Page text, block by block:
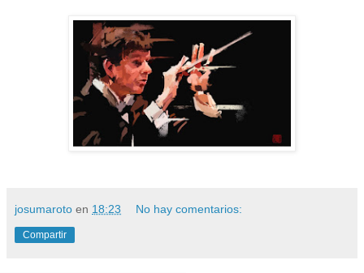
josumaroto en 18:23 No hay comentarios:
Compartir